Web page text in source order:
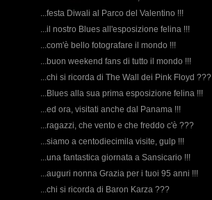
...festa Diwali al Parco del Valentino !!!
...il nostro Blues all'esposizione felina !!!
...com'è bello fotografare il mondo !!!
...buon weekend fans di tutto il mondo !!!
...chi si ricorda di The Wall dei Pink Floyd ???
...Blues alla sua prima esposizione felina !!!
...ed ora, visitati anche dal Panama !!!
...ragazzi, che vento e che freddo c'è ???
...siamo a centodiecimila visite, gulp !!!
...una fantastica giornata a Sansicario !!!
...auguri nonna Grazia per i tuoi 95 anni !!!
...chi si ricorda di Baron Karza ???